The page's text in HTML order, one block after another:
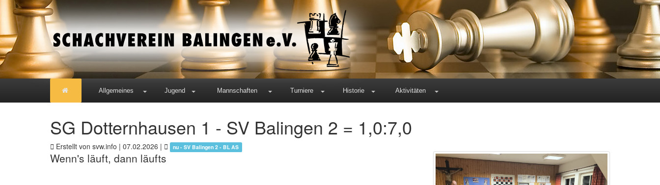
Allgemeines Jugend Mannschaften Turniere Historie Aktivitäten
SG Dotternhausen 1 - SV Balingen 2 = 1,0:7,0
Erstellt von svw.info | 07.02.2026 | nu - SV Balingen 2 - BL AS
Wenn's läuft, dann läufts